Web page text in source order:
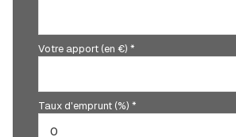
Votre apport (en €) *
Taux d'emprunt (%) *